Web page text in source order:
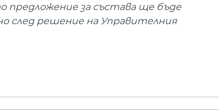
за състава ще бъде
след решение на Управителния